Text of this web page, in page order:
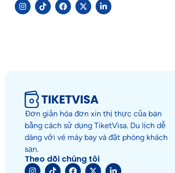
Đơn giản hóa đơn xin thị thực của bạn
bằng cách sử dụng TiketVisa. Du lịch dễ
dàng với vé máy bay và đặt phòng khách
sạn.
Theo dõi chúng tôi